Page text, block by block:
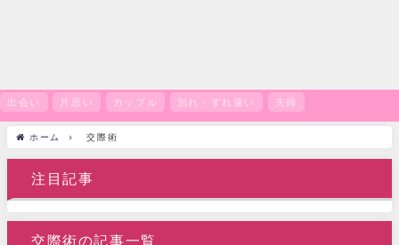
出会い 片思い カップル 別れ・すれ違い 夫婦
ホーム 交際術
注目記事
交際術の記事一覧